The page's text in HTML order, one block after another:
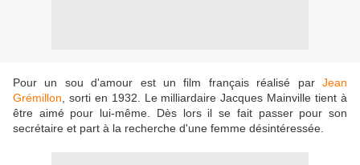
Pour un sou d'amour est un film français réalisé par Jean
Grémillon , sorti en 1932. Le milliardaire Jacques Mainville tient à
être aimé pour lui-même. Dès lors il se fait passer pour son
secrétaire et part à la recherche d'une femme désintéressée.